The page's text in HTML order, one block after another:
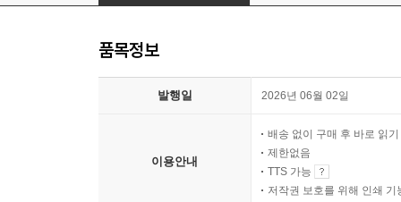
품목정보
발행일 2026년 06월 02일
이용안내
배송 없이 구매 후 바로 읽기
제한없음
TTS 가능
저작권 보호를 위해 인쇄 기